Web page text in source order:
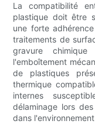
La compatibilité
plastique doit être
une forte
traitements de
gravure
l'emboîtement
de plastiques
thermique
internes
délaminage lors
dans